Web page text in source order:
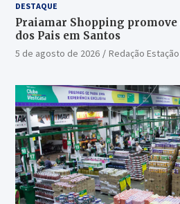
DESTAQUE
Praiamar Shopping promove
dos Pais em Santos
5 de agosto de 2026 Redação